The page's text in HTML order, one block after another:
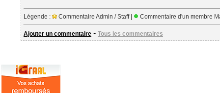
Légende : Commentaire Admin / Staff | Commentaire d'un membre
Ajouter un commentaire - Tous les commentaires